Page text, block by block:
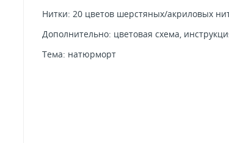
Нитки: 20 цветов шерстяных/акриловых
Дополнительно: цветовая схема,
Тема: натюрморт